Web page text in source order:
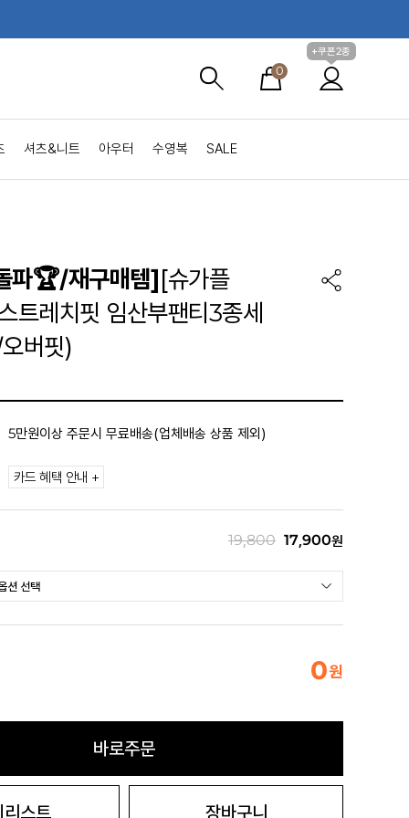
0
+쿠폰2종
셔츠&니트 아우터 수영복 SALE
파🏆/재구매템][슈가플
트레치핏 임산부팬티3종세
버핏)
5만원이상 주문시 무료배송(업체배송 상품 제외)
카드 혜택 안내 +
19,800 17,900원
0원
바로주문
리스트 장바구니